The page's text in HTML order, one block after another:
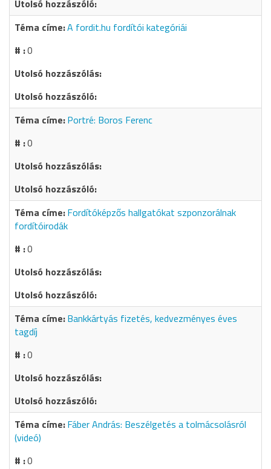
A fordit.hu fordítói kategóriái
0
Portré: Boros Ferenc
0
Fordítóképzős hallgatókat szponzorálnak
fordítóirodák
0
Bankkártyás fizetés, kedvezményes éves
tagdíj
0
Fáber András: Beszélgetés a tolmácsolásról
(videó)
0